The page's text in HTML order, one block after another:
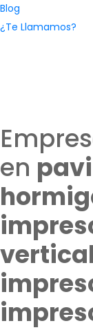
Blog
¿Te Llamamos?
en
vertical